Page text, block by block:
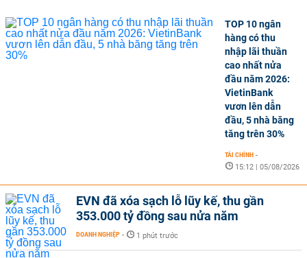
TOP 10 ngân
hàng có thu
nhập lãi thuần
cao nhất nửa
đầu năm 2026:
VietinBank
vươn lên dẫn
đầu, 5 nhà băng
tăng trên 30%
TÀI CHÍNH -
15:12 | 05/08/2026
EVN đã xóa sạch lỗ lũy kế, thu gần
353.000 tỷ đồng sau nửa năm
DOANH NGHIỆP - 1 phút trước